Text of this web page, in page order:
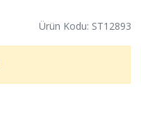
Ürün Kodu: ST12893